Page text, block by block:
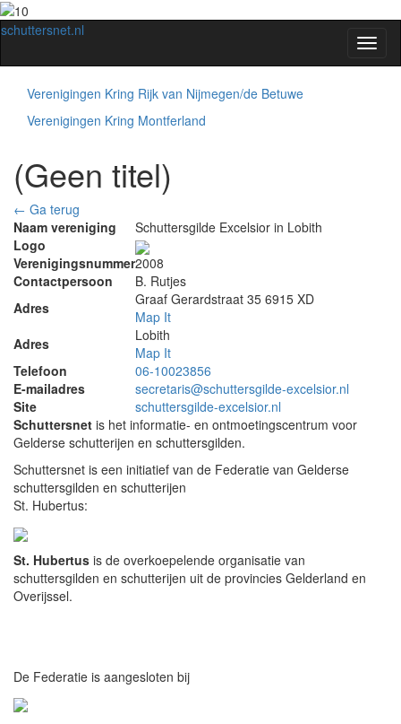
schuttersnet.nl
Verenigingen Kring Rijk van Nijmegen/de Betuwe
Verenigingen Kring Montferland
(Geen titel)
← Ga terug
Naam vereniging
Schuttersgilde Excelsior in Lobith
Logo
Verenigingsnummer2008
Contactpersoon
B. Rutjes
Adres
Graaf Gerardstraat 35 6915 XD
Map It
Adres
Lobith
Map It
Telefoon
06-10023856
E-mailadres
secretaris@schuttersgilde-excelsior.nl
Site
schuttersgilde-excelsior.nl
Schuttersnet is het informatie- en ontmoetingscentrum voor
Gelderse schutterijen en schuttersgilden.
Schuttersnet is een initiatief van de Federatie van Gelderse
schuttersgilden en schutterijen
St. Hubertus:
St. Hubertus is de overkoepelende organisatie van
schuttersgilden en schutterijen uit de provincies Gelderland en
Overijssel.
De Federatie is aangesloten bij